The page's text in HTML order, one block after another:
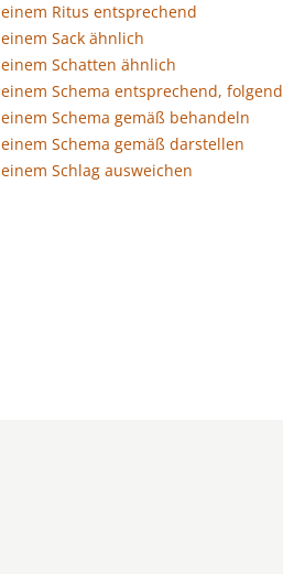
einem Ritus entsprechend
einem Sack ähnlich
einem Schatten ähnlich
einem Schema entsprechend, folgend
einem Schema gemäß behandeln
einem Schema gemäß darstellen
einem Schlag ausweichen